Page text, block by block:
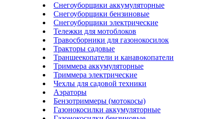
Снегоуборщики аккумуляторные
Снегоуборщики бензиновые
Снегоуборщики электрические
Тележки для мотоблоков
Травосборники для газонокосилок
Тракторы садовые
Траншеекопатели и канавокопатели
Триммера аккумуляторные
Триммера электрические
Чехлы для садовой техники
Аэраторы
Бензотриммеры (мотокосы)
Газонокосилки аккумуляторные